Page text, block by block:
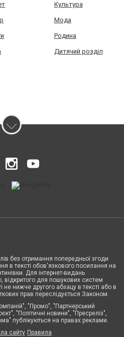
Культура
Мода
Родина
Дитячий розділ
без отримання попередньої згоди
в тексті обов'язкового посилання на
Для інтернет-видань
для пошукових систем
не нижче другого абзацу в тексті або в
прав переслідується Законом.
"Промо", "Партнерський
"Політичні новини", "Пресреліз",
публікуються на правах реклами.
сайту Правила